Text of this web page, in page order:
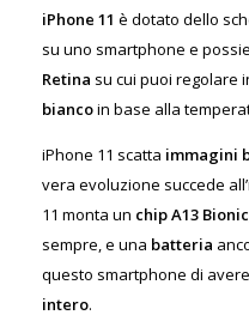
iPhone 11 è dotato dello
su uno smartphone e
Retina su cui puoi regolare
biancoin base alla
iPhone 11 scatta immagini
vera evoluzione succede
11 monta un chip A13 Bionic
sempre, e una batteria
questo smartphone di avere
intero.